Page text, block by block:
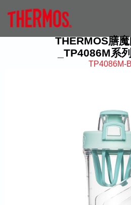
THERMOS膳
_TP4086M系
TP4086M-